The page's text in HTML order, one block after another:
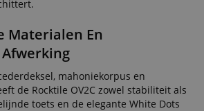
Materialen En
mahoniekorpus en
de Rocktile OV2C zowel stabiliteit als
toets en de elegante White Dots